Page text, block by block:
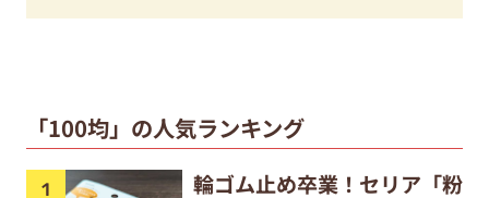
「100均」の人気ランキング
輪ゴム止め卒業！セリア「粉